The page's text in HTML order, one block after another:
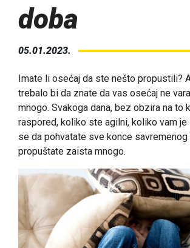
doba
05.01.2023.
Imate li osećaj da ste nešto propustili?
trebalo bi da znate da vas osećaj ne
mnogo. Svakoga dana, bez obzira na to
raspored, koliko ste agilni, koliko vam
se da pohvatate sve konce savremenog
propuštate zaista mnogo.